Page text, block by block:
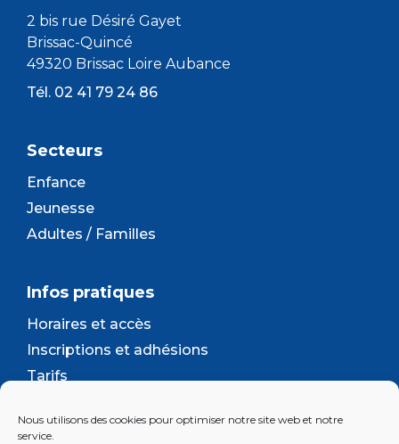
Nous utilisons des cookies pour optimiser notre site web et notre
service.
2 bis rue Désiré Gayet
Brissac-Quincé
49320 Brissac Loire Aubance
Tél. 02 41 79 24 86
Secteurs
Enfance
Jeunesse
Adultes / Familles
Infos pratiques
Horaires et accès
Inscriptions et adhésions
Tarifs
Contact